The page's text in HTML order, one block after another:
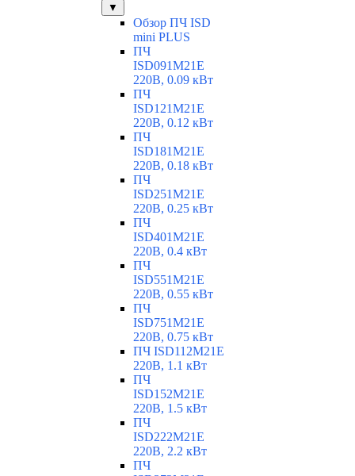
▼
Обзор ПЧ ISD
mini PLUS
ПЧ
ISD091M21E
220В, 0.09 кВт
ПЧ
ISD121M21E
220В, 0.12 кВт
ПЧ
ISD181M21E
220В, 0.18 кВт
ПЧ
ISD251M21E
220В, 0.25 кВт
ПЧ
ISD401M21E
220В, 0.4 кВт
ПЧ
ISD551M21E
220В, 0.55 кВт
ПЧ
ISD751M21E
220В, 0.75 кВт
ПЧ ISD112M21E
220В, 1.1 кВт
ПЧ
ISD152M21E
220В, 1.5 кВт
ПЧ
ISD222M21E
220В, 2.2 кВт
ПЧ